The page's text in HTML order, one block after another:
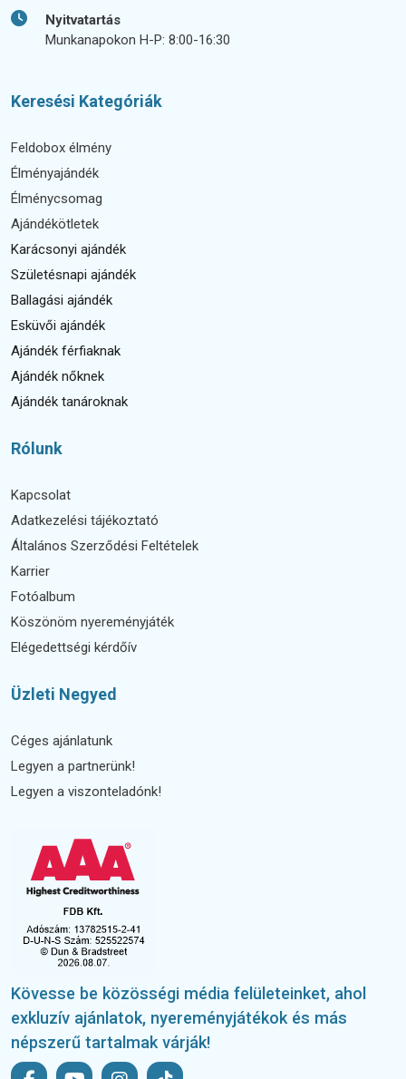
Nyitvatartás
Munkanapokon H-P: 8:00-16:30
Keresési Kategóriák
Feldobox élmény
Élményajándék
Élménycsomag
Ajándékötletek
Karácsonyi ajándék
Születésnapi ajándék
Ballagási ajándék
Esküvői ajándék
Ajándék férfiaknak
Ajándék nőknek
Ajándék tanároknak
Rólunk
Kapcsolat
Adatkezelési tájékoztató
Általános Szerződési Feltételek
Karrier
Fotóalbum
Köszönöm nyereményjáték
Elégedettségi kérdőív
Üzleti Negyed
Céges ajánlatunk
Legyen a partnerünk!
Legyen a viszonteladónk!
Kövesse be közösségi média felületeinket, ahol
exkluzív ajánlatok, nyereményjátékok és más
népszerű tartalmak várják!